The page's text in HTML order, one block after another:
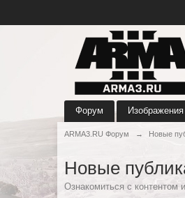
Форум Изображения
ARMA3.RU Форум → Новые
Новые
Ознакомиться с контентом